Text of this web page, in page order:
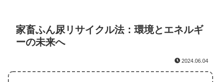
家畜ふん尿リサイクル法：環境とエネルギ
ーの未来へ
2024.06.04